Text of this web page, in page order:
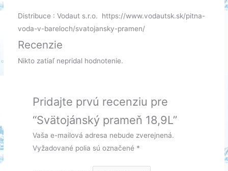
Distribuce : Vodaut s.r.o. https://www.vodautsk.sk/pitna-
voda-v-bareloch/svatojansky-pramen/
Recenzie
Nikto zatiaľ nepridal hodnotenie.
Pridajte prvú recenziu pre
“Svätojánský prameň 18,9L”
Vaša e-mailová adresa nebude zverejnená.
Vyžadované polia sú označené *